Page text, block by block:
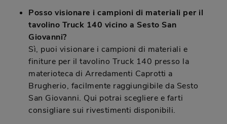
Posso visionare i campioni di materiali per il
tavolino Truck 140 vicino a Sesto San
Giovanni?
Sì, puoi visionare i campioni di materiali e
finiture per il tavolino Truck 140 presso la
materioteca di Arredamenti Caprotti a
Brugherio, facilmente raggiungibile da Sesto
San Giovanni. Qui potrai scegliere e farti
consigliare sui rivestimenti disponibili.